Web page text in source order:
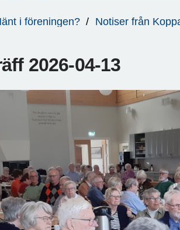
i föreningen? Notiser från
2026-04-13